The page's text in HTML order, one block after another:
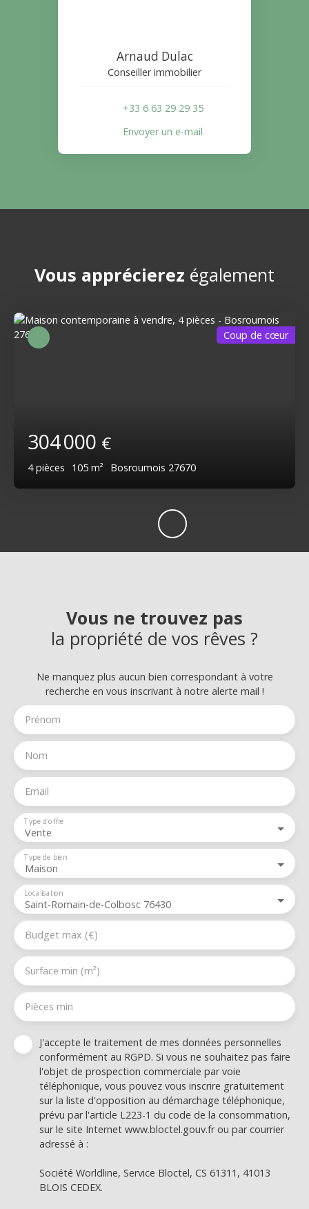
Arnaud Dulac
Conseiller immobilier
+33 6 63 29 29 35
Envoyer un e-mail
Vous apprécierez également
304 000 €
4pièces 105 m² Bosroumois 27670
Coup de cœur
Vous ne trouvez pas
la propriété de vos rêves ?
Ne manquez plus aucun bien correspondant à votre
recherche en vous inscrivant à notre alerte mail !
Prénom
Nom
Email
Vente
Type d'offre
Maison
Type de bien
Saint-Romain-de-Colbosc 76430
Localisation
Budget max (€)
Surface min (m²)
Pièces min
J'accepte le traitement de mes données personnelles
conformément au RGPD. Si vous ne souhaitez pas faire
l'objet de prospection commerciale par voie
téléphonique, vous pouvez vous inscrire gratuitement
sur la liste d'opposition au démarchage téléphonique,
prévu par l'article L223-1 du code de la consommation,
sur le site Internet www.bloctel.gouv.fr ou par courrier
adressé à :
Société Worldline, Service Bloctel, CS 61311, 41013
BLOIS CEDEX.